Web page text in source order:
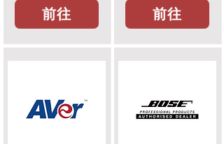
前往 前往